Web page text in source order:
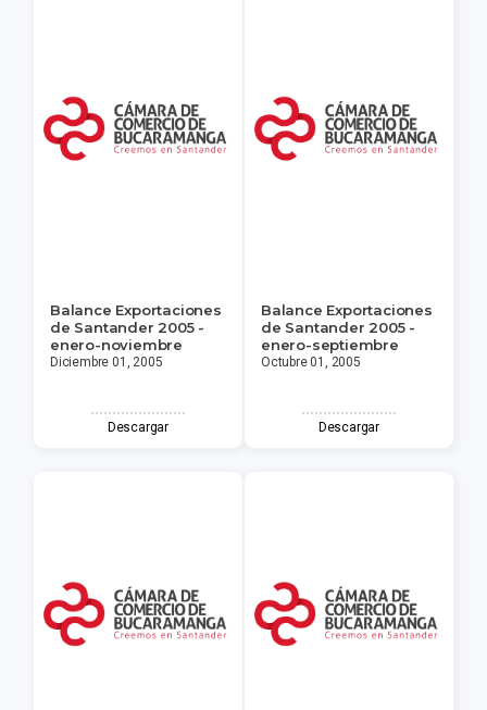
Balance Exportaciones
de Santander 2005 -
enero-noviembre
Diciembre 01, 2005
Descargar
Balance Exportaciones
de Santander 2005 -
enero-septiembre
Octubre 01, 2005
Descargar